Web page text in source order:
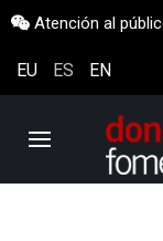
Atención al
EU ES EN